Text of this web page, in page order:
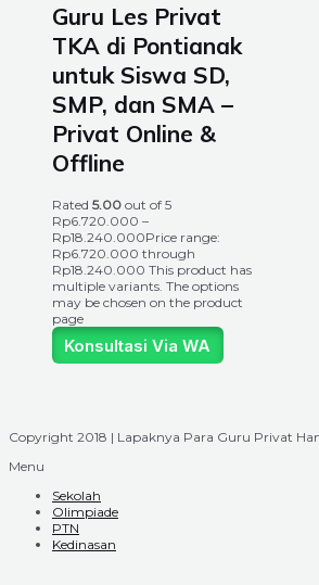
Guru Les Privat
TKA di Pontianak
untuk Siswa SD,
SMP, dan SMA –
Privat Online &
Offline
Rated 5.00 out of 5
Rp6.720.000 –
Rp18.240.000Price range:
Rp6.720.000 through
Rp18.240.000 This product has
multiple variants. The options
may be chosen on the product
page
Konsultasi Via WA
Copyright 2018 | Lapaknya Para Guru Privat
Menu
Sekolah
Olimpiade
PTN
Kedinasan